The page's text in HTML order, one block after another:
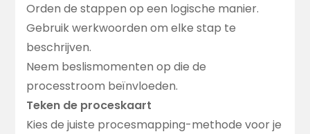
Orden de stappen op een logische manier.
Gebruik werkwoorden om elke stap te
beschrijven.
Neem beslismomenten op die de
processtroom beïnvloeden.
Teken de proceskaart
Kies de juiste procesmapping-methode voor je